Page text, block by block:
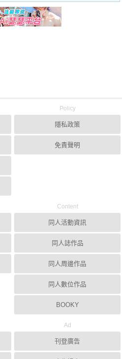
Policy
隱私政策
免責聲明
Content
同人活動資訊
同人誌作品
同人周邊作品
同人數位作品
BOOKY
Ad
刊登廣告